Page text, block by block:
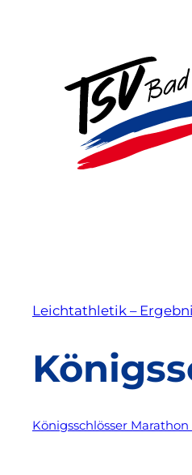
Leichtathletik –
Königsschlösser Marathon